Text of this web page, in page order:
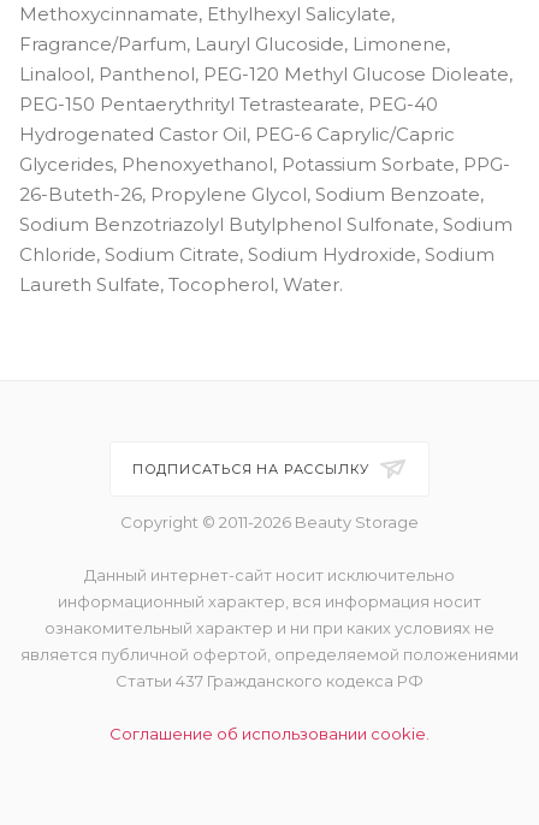
Methoxycinnamate, Ethylhexyl Salicylate,
Fragrance/Parfum, Lauryl Glucoside, Limonene,
Linalool, Panthenol, PEG-120 Methyl Glucose Dioleate,
PEG-150 Pentaerythrityl Tetrastearate, PEG-40
Hydrogenated Castor Oil, PEG-6 Caprylic/Capric
Glycerides, Phenoxyethanol, Potassium Sorbate, PPG-
26-Buteth-26, Propylene Glycol, Sodium Benzoate,
Sodium Benzotriazolyl Butylphenol Sulfonate, Sodium
Chloride, Sodium Citrate, Sodium Hydroxide, Sodium
Laureth Sulfate, Tocopherol, Water.
ПОДПИСАТЬСЯ НА РАССЫЛКУ
Copyright © 2011-2026 Beauty Storage
Данный интернет-сайт носит исключительно
информационный характер, вся информация носит
ознакомительный характер и ни при каких условиях не
является публичной офертой, определяемой положениями
Статьи 437 Гражданского кодекса РФ
Соглашение об использовании cookie.